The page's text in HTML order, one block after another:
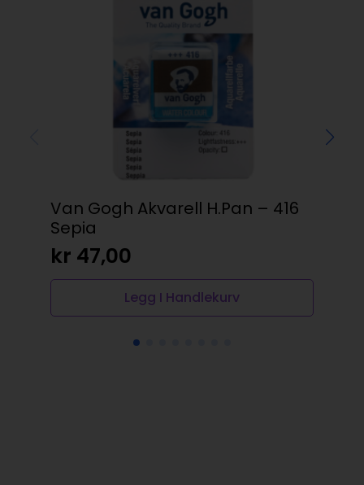
Van Gogh Akvarell H.Pan – 416
Sepia
kr 47,00
Legg I Handlekurv